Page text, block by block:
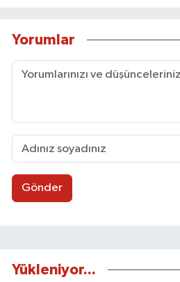
Yorumlar
Gönder
Yükleniyor...